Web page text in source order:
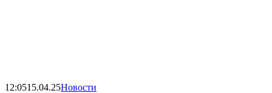
12:0515.04.25Новости